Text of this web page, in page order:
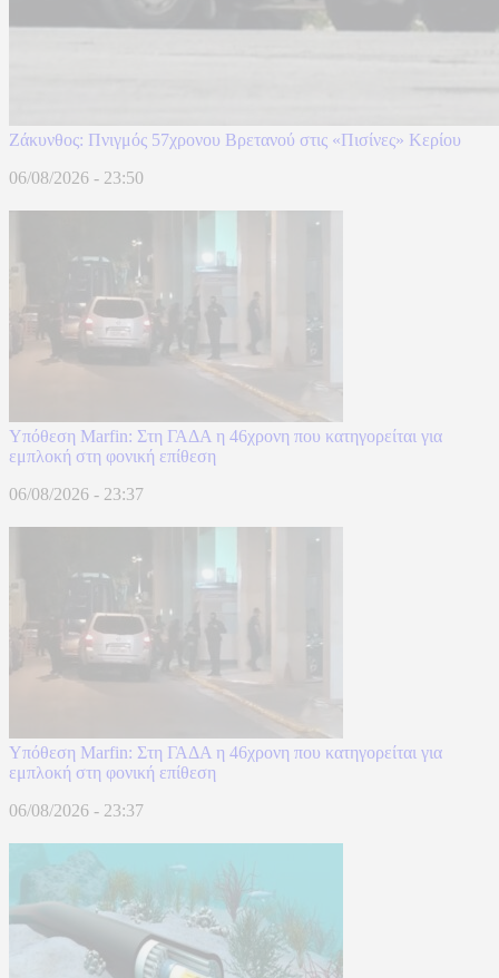
Ζάκυνθος: Πνιγμός 57χρονου Βρετανού στις «Πισίνες» Κερίου
06/08/2026 - 23:50
Υπόθεση Marfin: Στη ΓΑΔΑ η 46χρονη που κατηγορείται για
εμπλοκή στη φονική επίθεση
06/08/2026 - 23:37
Υπόθεση Marfin: Στη ΓΑΔΑ η 46χρονη που κατηγορείται για
εμπλοκή στη φονική επίθεση
06/08/2026 - 23:37